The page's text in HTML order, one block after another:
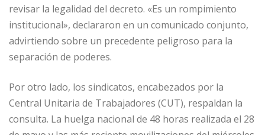
revisar la legalidad del decreto. «Es un rompimiento
institucional», declararon en un comunicado conjunto,
advirtiendo sobre un precedente peligroso para la
separación de poderes.
Por otro lado, los sindicatos, encabezados por la
Central Unitaria de Trabajadores (CUT), respaldan la
consulta. La huelga nacional de 48 horas realizada el 28